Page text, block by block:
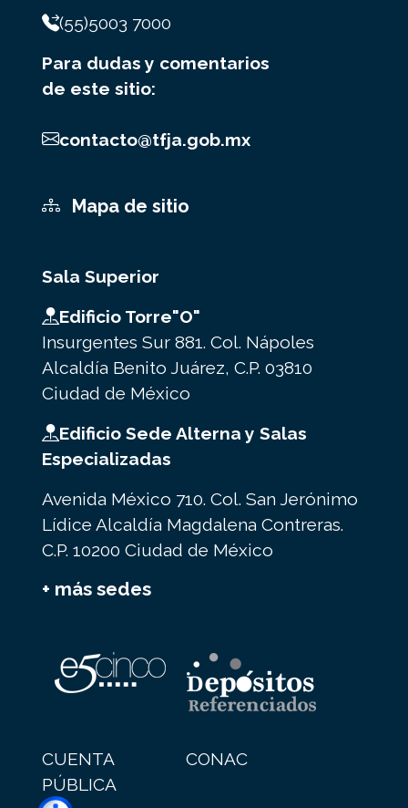
(55)5003 7000
Para dudas y comentarios
de este sitio:
contacto@tfja.gob.mx
Mapa de sitio
Sala Superior
Edificio Torre"O"
Insurgentes Sur 881. Col. Nápoles
Alcaldía Benito Juárez, C.P. 03810
Ciudad de México
Edificio Sede Alterna y Salas
Especializadas
Avenida México 710. Col. San Jerónimo
Lídice Alcaldía Magdalena Contreras.
C.P. 10200 Ciudad de México
+ más sedes
CUENTA
PÚBLICA
CONAC